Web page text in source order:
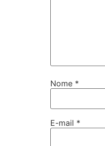
Nome *
E-mail *